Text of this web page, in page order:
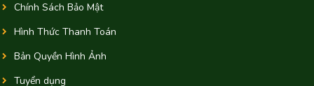
Chính Sách Bảo Mật
Hình Thức Thanh Toán
Bản Quyền Hình Ảnh
Tuyển dụng